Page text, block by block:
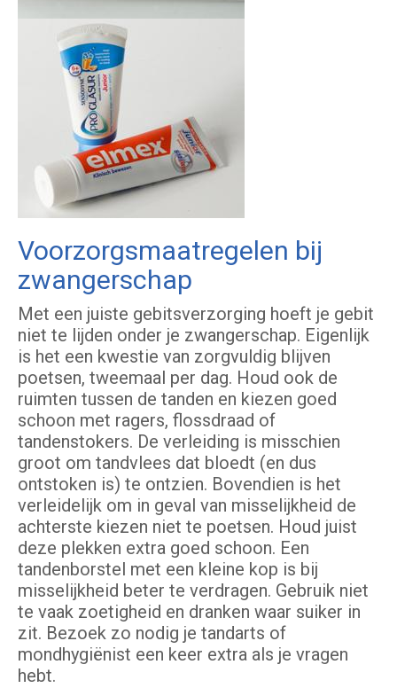
Voorzorgsmaatregelen bij
zwangerschap
Met een juiste gebitsverzorging hoeft je gebit
niet te lijden onder je zwangerschap. Eigenlijk
is het een kwestie van zorgvuldig blijven
poetsen, tweemaal per dag. Houd ook de
ruimten tussen de tanden en kiezen goed
schoon met ragers, flossdraad of
tandenstokers. De verleiding is misschien
groot om tandvlees dat bloedt (en dus
ontstoken is) te ontzien. Bovendien is het
verleidelijk om in geval van misselijkheid de
achterste kiezen niet te poetsen. Houd juist
deze plekken extra goed schoon. Een
tandenborstel met een kleine kop is bij
misselijkheid beter te verdragen. Gebruik niet
te vaak zoetigheid en dranken waar suiker in
zit. Bezoek zo nodig je tandarts of
mondhygiënist een keer extra als je vragen
hebt.